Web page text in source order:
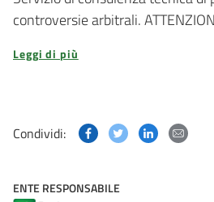
controversie arbitrali.
Leggi di più
Condividi: Condividi questa
Condividi
ENTE RESPONSABILE